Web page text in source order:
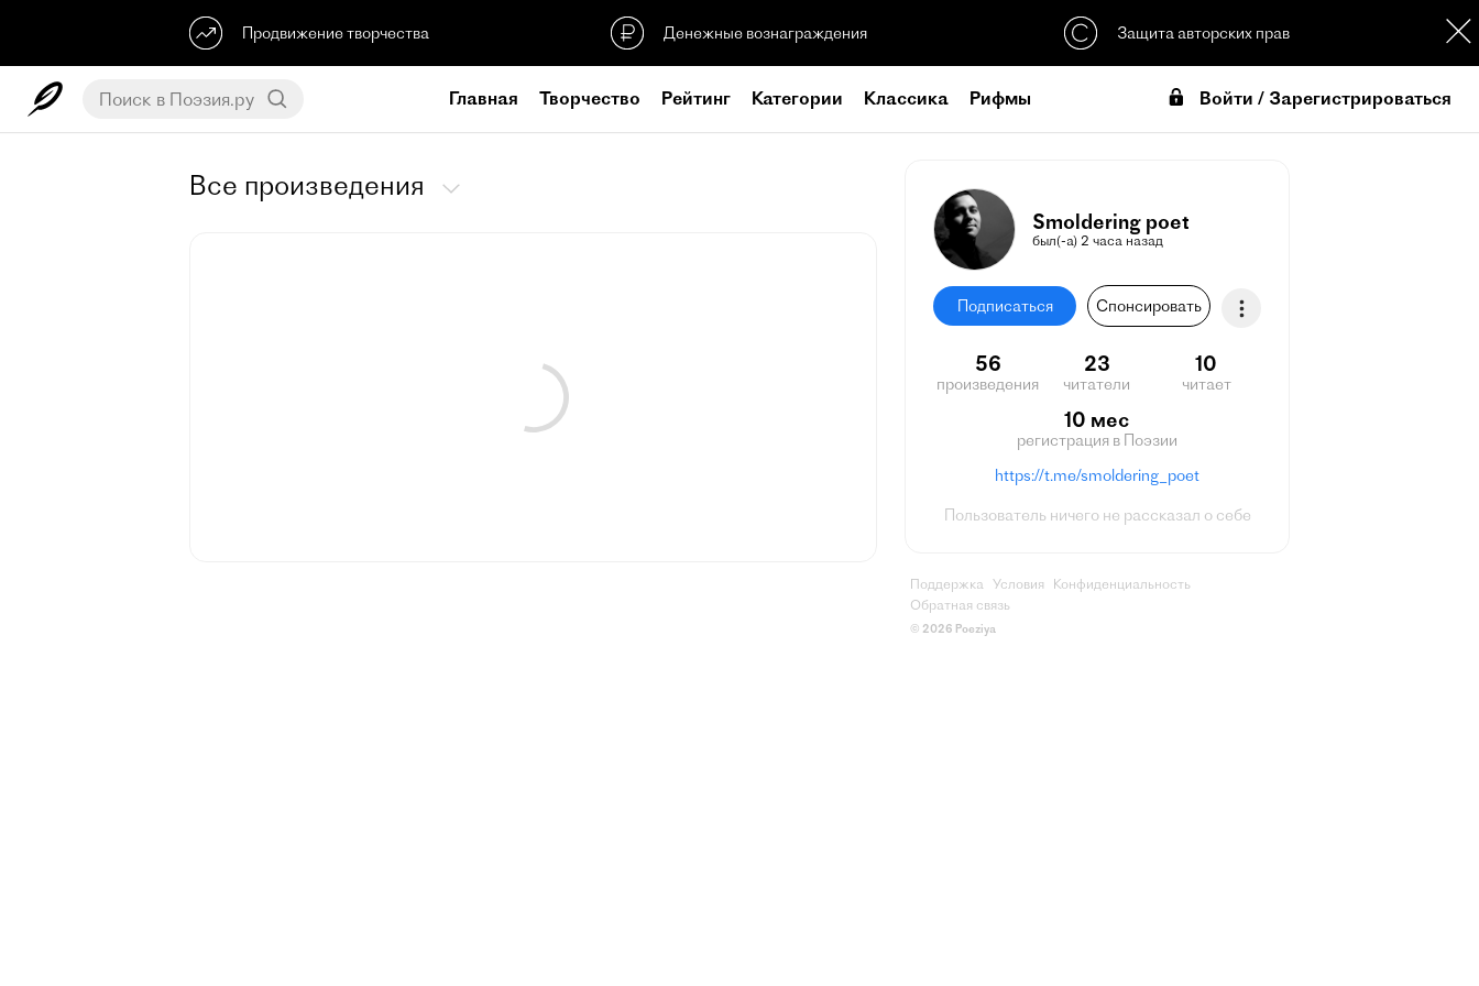
Продвижение творчества Денежные вознаграждения Защита авторских прав
Главная Творчество Рейтинг Категории Классика Рифмы Войти / Зарегистрироваться
Smoldering poet
был(-а) 2 часа назад
Подписаться Спонсировать
56
произведения
23
читатели
10
читает
10 мес
регистрация в Поэзии
https://t.me/smoldering_poet
Пользователь ничего не рассказал о себе
Поддержка Условия
Конфиденциальность
Обратная связь
© 2026 Poeziya
Все произведения